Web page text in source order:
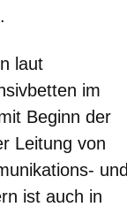
laut
im
Beginn der
Leitung von
und
ist auch in